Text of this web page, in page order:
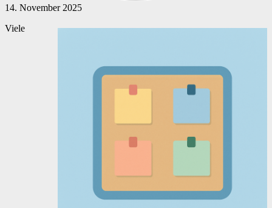
14. November 2025
Viele